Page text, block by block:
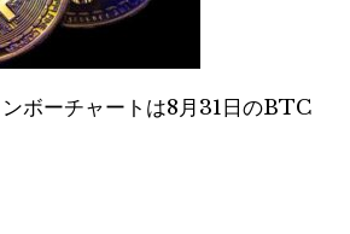
ボーチャートは8月31日のBTC